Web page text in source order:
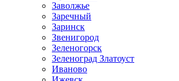
Заволжье
Заречный
Заринск
Звенигород
Зеленогорск
Зеленоград Златоуст
Иваново